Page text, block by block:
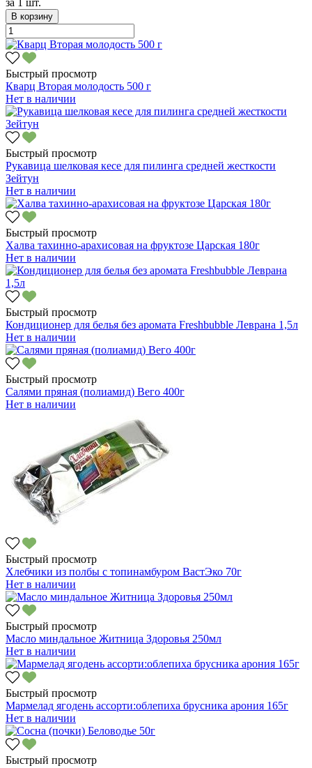
В корзину
Быстрый просмотр
Кварц Вторая молодость 500 г
Нет в наличии
Быстрый просмотр
Рукавица шелковая кесе для пилинга средней жесткости
Зейтун
Нет в наличии
Быстрый просмотр
Халва тахинно-арахисовая на фруктозе Царская 180г
Нет в наличии
Быстрый просмотр
Кондиционер для белья без аромата Freshbubble Леврана 1,5л
Нет в наличии
Быстрый просмотр
Салями пряная (полиамид) Вего 400г
Нет в наличии
Быстрый просмотр
Хлебчики из полбы с топинамбуром ВастЭко 70г
Нет в наличии
Быстрый просмотр
Масло миндальное Житница Здоровья 250мл
Нет в наличии
Быстрый просмотр
Мармелад ягодень ассорти:облепиха брусника арония 165г
Нет в наличии
Быстрый просмотр